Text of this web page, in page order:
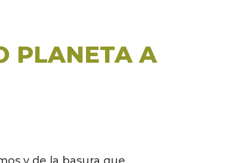
PLANETA A